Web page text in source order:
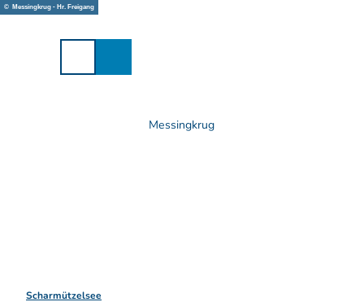
Z© Messingkrug - Hr. Freigang
Messingkrug
Scharmützelsee